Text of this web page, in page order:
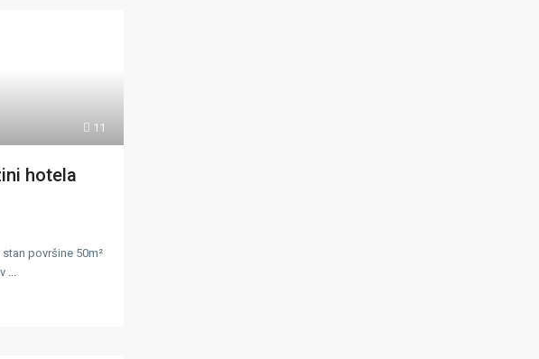
11
hotela
površine 50m²
...